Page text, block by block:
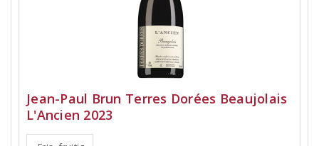
Jean-Paul Brun Terres Dorées Beaujolais
L'Ancien 2023